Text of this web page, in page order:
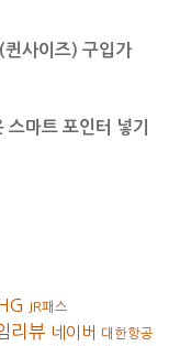
사이즈) 구입가
마트 포인터 넣기
JR패스
리뷰 네이버 대한항공